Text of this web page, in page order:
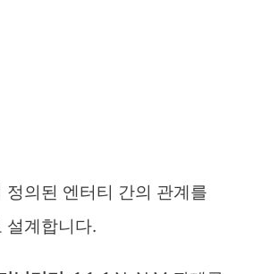
정의된 엔터티 간의 관계를
설계합니다.